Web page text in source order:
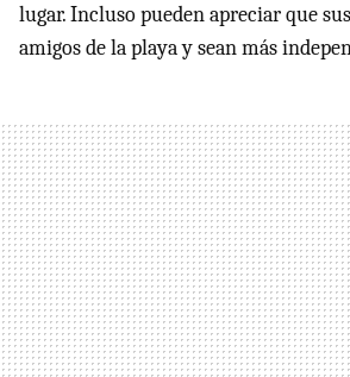
lugar. Incluso pueden apreciar que
amigos de la playa y sean más